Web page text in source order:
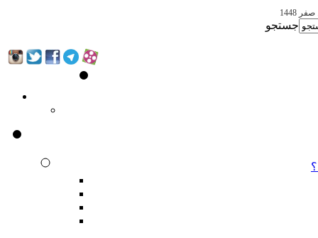
جستجو